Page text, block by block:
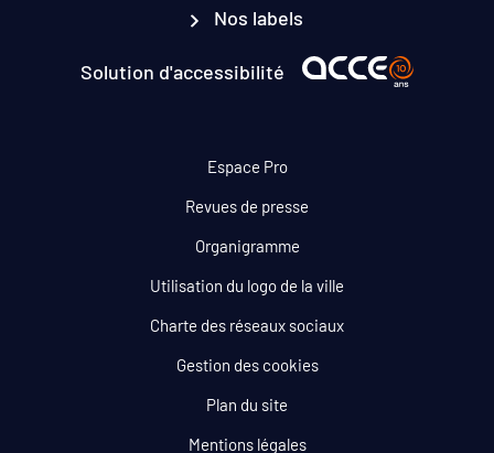
Nos labels
Solution d'accessibilité
Espace Pro
Revues de presse
Organigramme
Utilisation du logo de la ville
Charte des réseaux sociaux
Gestion des cookies
Plan du site
Mentions légales